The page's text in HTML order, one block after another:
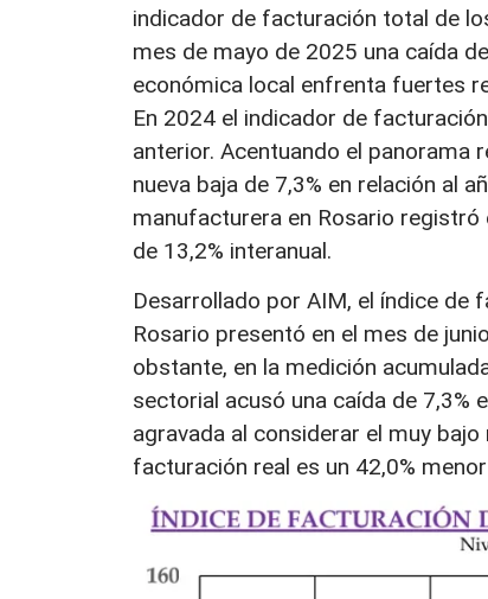
indicador de facturación total de
mes de mayo de 2025 una caída
económica local enfrenta fuertes
En 2024 el indicador de
anterior. Acentuando el panorama
nueva baja de 7,3% en relación al
manufacturera en Rosario
de 13,2% interanual.
Desarrollado por AIM, el índice de
Rosario presentó en el mes de
obstante, en la medición
sectorial acusó una caída de 7,3%
agravada al considerar el muy
facturación real es un 42,0%